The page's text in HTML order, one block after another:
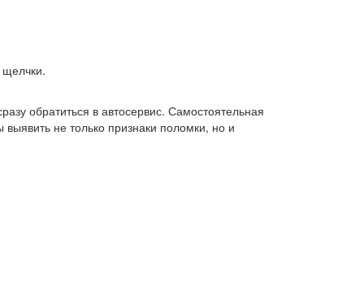
обратиться в автосервис. Самостоятельная
выявить не только признаки поломки, но и